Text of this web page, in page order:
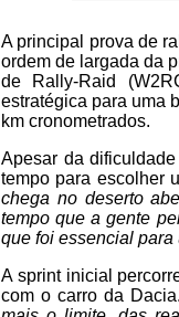
A principal prova de
ordem de largada da
de Rally-Raid
estratégica para uma
km cronometrados.
Apesar da
tempo para escolher
chega no deserto
tempo que a gente
que foi essencial para
A sprint inicial
com o carro da Dacia.